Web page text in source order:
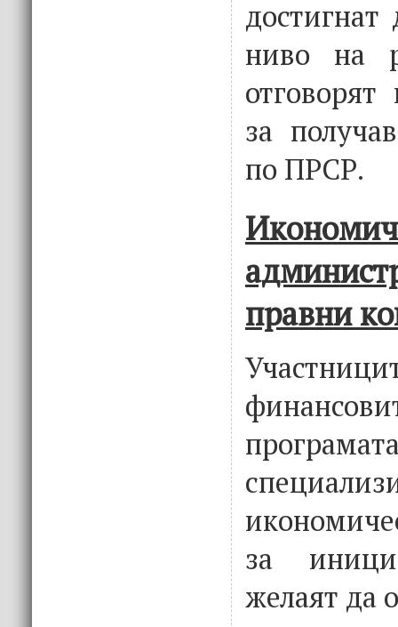
ниво на
за
по ПРСР.
правни
за
желаят да